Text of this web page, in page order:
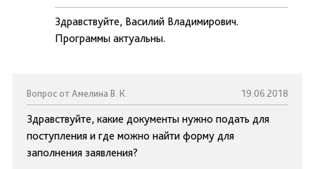
Здравствуйте, Василий Владимирович.
Программы актуальны.
Вопрос от Амелина В. К. 19.06.2018
Здравствуйте, какие документы нужно подать для
поступления и где можно найти форму для
заполнения заявления?